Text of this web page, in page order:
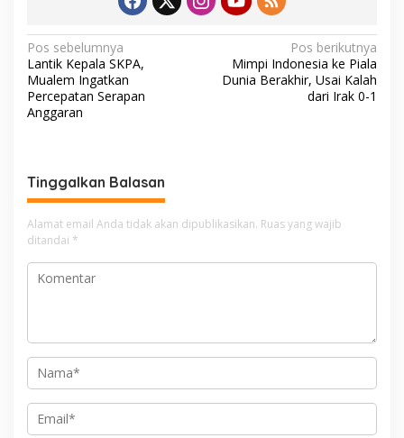
N
a
v
i
a
s
i
p
o
Pos sebelumnya
Lantik Kepala SKPA,
Mualem Ingatkan
Percepatan Serapan
Anggaran
Pos berikutnya
Mimpi Indonesia ke Piala
Dunia Berakhir, Usai Kalah
dari Irak 0-1
Tinggalkan Balasan
Alamat email Anda tidak akan dipublikasikan. Ruas yang wajib
ditandai *